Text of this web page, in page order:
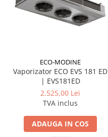
ECO-MODINE
Vaporizator ECO EVS 181 ED
| EVS181ED
2.525,00 Lei
TVA inclus
ADAUGA IN COS